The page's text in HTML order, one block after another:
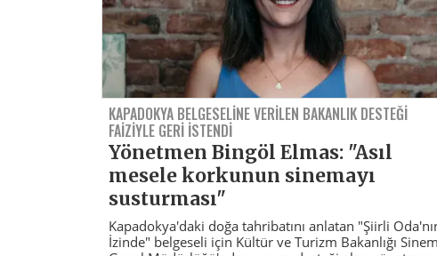
KAPADOKYA BELGESELINE VERILEN BAKANLIK DESTEĞI
FAIZIYLE GERI ISTENDI
Yönetmen Bingöl Elmas: "Asıl
mesele korkunun sinemayı
susturması"
Kapadokya'daki doğa tahribatını anlatan "Şiirli
İzinde" belgeseli için Kültür ve Turizm Bakanlığı